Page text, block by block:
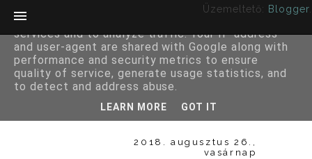
Üzemeltető: Blogger
2018. augusztus 26.,
vasárnap
This site uses cookies from Google to deliver its
services and to analyze traffic. Your IP address
and user-agent are shared with Google along with
performance and security metrics to ensure
quality of service, generate usage statistics, and
to detect and address abuse.
LEARN MORE GOT IT